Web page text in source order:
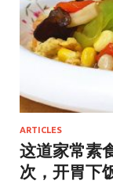
ARTICLES
这道家常素
次，开胃下